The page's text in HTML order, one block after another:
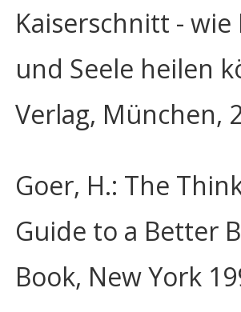
Kaiserschnitt -
und Seele heilen
Verlag, München,
Goer, H.: The
Guide to a Better
Book, New York